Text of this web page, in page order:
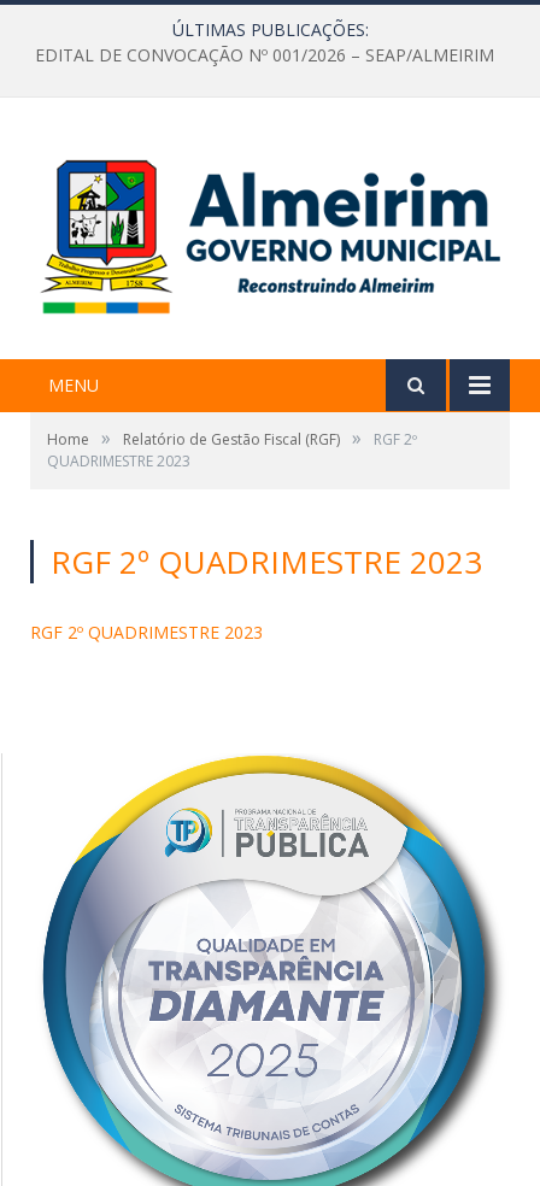
ÚLTIMAS PUBLICAÇÕES:
EDITAL DE CONVOCAÇÃO Nº 001/2026 – SEAP/ALMEIRIM
MENU
Home » Relatório de Gestão Fiscal (RGF) »
RGF 2º
QUADRIMESTRE 2023
RGF 2º QUADRIMESTRE 2023
RGF 2º QUADRIMESTRE 2023